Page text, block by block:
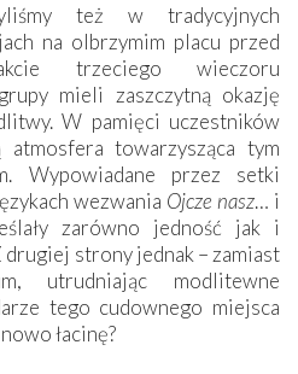
też w tradycyjnych
na olbrzymim placu przed
trzeciego wieczoru
mieli zaszczytną okazję
W pamięci uczestników
towarzysząca tym
Wypowiadane przez setki
wezwania Ojcze nasz… i
zarówno jedność jak i
drugiej strony jednak – zamiast
utrudniając modlitewne
tego cudownego miejsca
łacinę?